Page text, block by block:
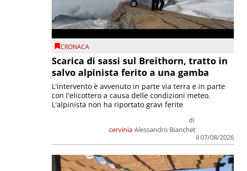
CRONACA
Scarica di sassi sul Breithorn, tratto in
salvo alpinista ferito a una gamba
cervinia
di
Alessandro Bianchet
il 07/08/2026
L'intervento è avvenuto in parte via terra e in parte
con l'elicottero a causa delle condizioni meteo.
L'alpinista non ha riportato gravi ferite